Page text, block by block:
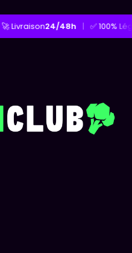
24/48h | ✅ 100% Légal |